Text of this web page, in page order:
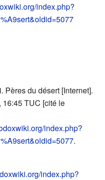
index.php?
Pères du désert [Internet].
TUC [cité le
index.php?
.
index.php?